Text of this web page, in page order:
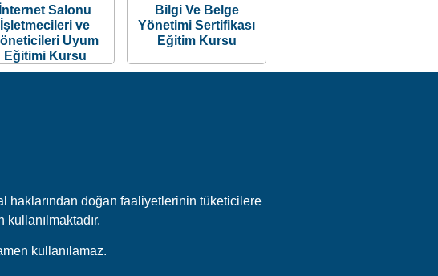
İnternet Salonu
İşletmecileri ve
Uyum
Eğitimi Kursu
Bilgi Ve Belge
Yönetimi Sertifikası
Eğitim Kursu
haklarından doğan faaliyetlerinin tüketicilere
kullanılamaz.